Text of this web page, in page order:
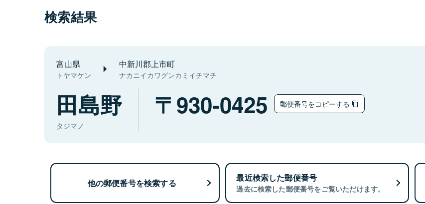
検索結果
富山県
トヤマケン
中新川郡上市町
ナカニイカワグンカミイチマチ
田島野
タジマノ
930-0425 郵便番号をコピーする
他の郵便番号を検索する 最近検索した郵便番号
過去に検索した郵便番号をご覧いただけます。